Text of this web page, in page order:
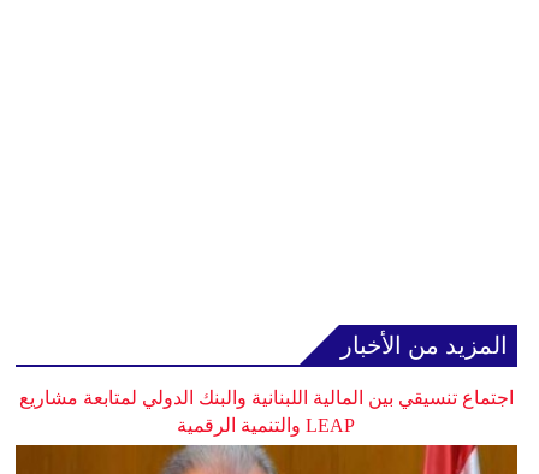
المزيد من الأخبار
اجتماع تنسيقي بين المالية اللبنانية والبنك الدولي لمتابعة مشاريع
LEAP والتنمية الرقمية